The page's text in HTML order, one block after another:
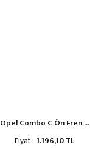
Opel Combo C Ön Fren ...
Fiyat : 1.196,10 TL